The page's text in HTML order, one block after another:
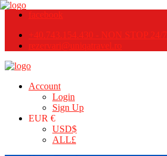
facebook
+40.743.154.430 - NON STOP 24/7
rezervari@uniqatravel.ro
Account
Login
Sign Up
EUR €
USD$
ALL£